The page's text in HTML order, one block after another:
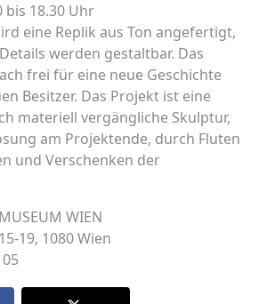
bis 18.30 Uhr
eine Replik aus Ton angefertigt,
werden gestaltbar. Das
frei für eine neue Geschichte
Besitzer. Das Projekt ist eine
materiell vergängliche Skulptur,
am Projektende, durch Fluten
und Verschenken der
WIEN
19, 1080 Wien